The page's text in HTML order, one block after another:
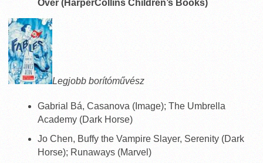
Over (HarperCollins Children’s Books)
Legjobb borítóművész
Gabrial Bá, Casanova (Image); The Umbrella
Academy (Dark Horse)
Jo Chen, Buffy the Vampire Slayer, Serenity (Dark
Horse); Runaways (Marvel)